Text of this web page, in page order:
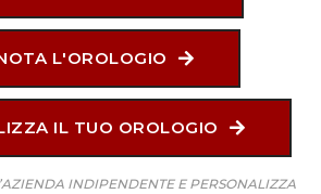
L'OROLOGIO
IL TUO OROLOGIO
INDIPENDENTE E PERSONALIZZA